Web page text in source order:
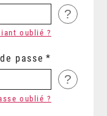
?
oublié ?
passe
?
oublié ?